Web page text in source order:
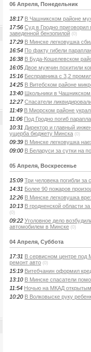
06 Апреля, Понедельник
18:17 В Чашникском районе
17:56 Суд в Гродно
заведенной бензопилой (0)
17:29 В Минске легковушка
16:54 По факту гибели
16:38 В Буда-Кошелевском
16:05 Двое мужчин похитили
15:16 Бесправника с 3,2
14:25 В Витебском районе
13:40 Школьники в
12:27 Спасатели
11:49 В Миорском районе
11:06 Под Гродно погиб
10:31 Директор и главный
ущерба бюджету Минска (0)
09:39 В Минске легковушка
09:00 В Беларуси за сутки на
05 Апреля, Воскресенье
15:09 Три человека погибли за
14:31 Более 90 пожаров
12:26 В Минске легковушка
10:13 В гродненской области
(0)
09:22 Уголовное дело
автомобилем в Минске (0)
04 Апреля, Суббота
17:31 В сервисном центре под
ремонт авто (0)
15:19 Витебчанин оформил
13:10 В Минске спасатели
11:54 Ночью на МКАД
10:20 В Волковыске руку